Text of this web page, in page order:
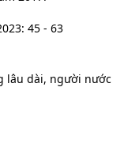
45 - 63
lâu dài, người nước